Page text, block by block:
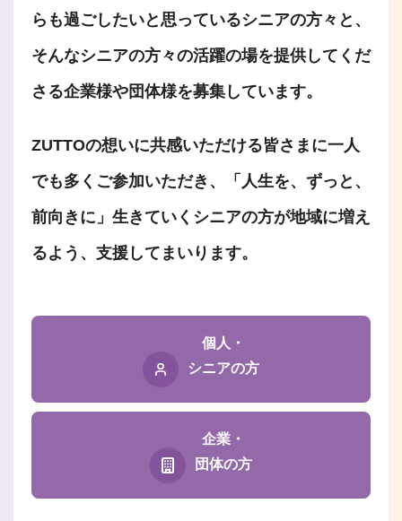
らも過ごしたいと思っているシニアの方々と、
そんなシニアの方々の活躍の場を提供してくだ
さる企業様や団体様を募集しています。
ZUTTOの想いに共感いただける皆さまに一人
でも多くご参加いただき、「人生を、ずっと、
前向きに」生きていくシニアの方が地域に増え
るよう、支援してまいります。
個人・
シニアの方
企業・
団体の方